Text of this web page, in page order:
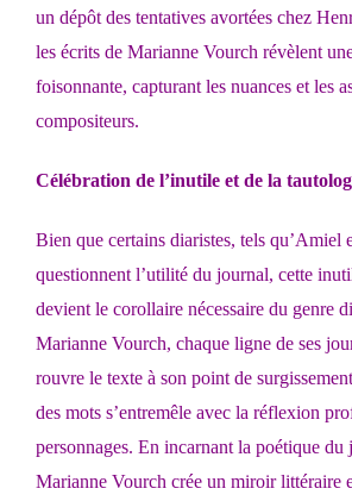
un dépôt des tentatives avortées chez
les écrits de Marianne Vourch révèlent
foisonnante, capturant les nuances et les
compositeurs.
Célébration de l’inutile et de la
Bien que certains diaristes, tels qu’Amiel
questionnent l’utilité du journal, cette
devient le corollaire nécessaire du genre
Marianne Vourch, chaque ligne de ses
rouvre le texte à son point de
des mots s’entremêle avec la réflexion
personnages. En incarnant la poétique du
Marianne Vourch crée un miroir littéraire